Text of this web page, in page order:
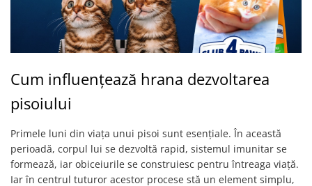
Cum influențează hrana dezvoltarea
pisoiului
Primele luni din viața unui pisoi sunt esențiale. În această
perioadă, corpul lui se dezvoltă rapid, sistemul imunitar se
formează, iar obiceiurile se construiesc pentru întreaga viață.
Iar în centrul tuturor acestor procese stă un element simplu,